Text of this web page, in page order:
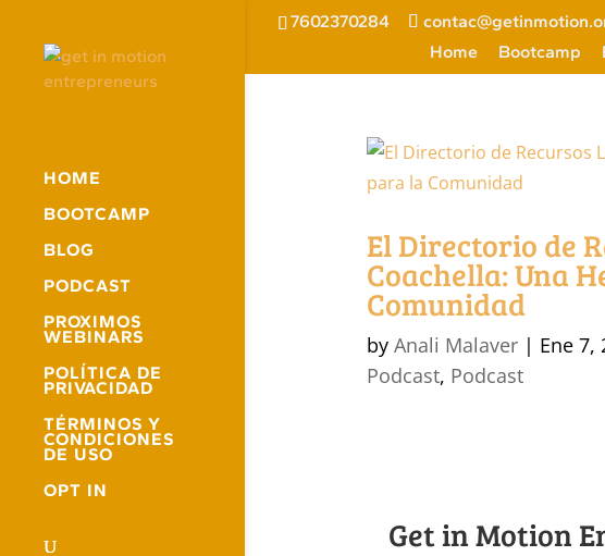
7602370284
Home
Bootcamp
HOME
BOOTCAMP
BLOG
PODCAST
PROXIMOS
WEBINARS
POLÍTICA DE
PRIVACIDAD
TÉRMINOS Y
CONDICIONES
DE USO
OPT IN
El Directorio de
Coachella: Una
Comunidad
by Anali Malaver| Ene 7,
Podcast, Podcast
Get in Motion